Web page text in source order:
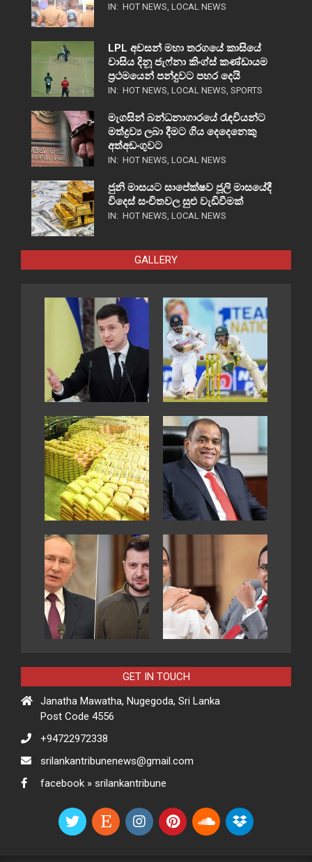
IN: HOT NEWS, LOCAL NEWS
LPL අවසන් මහා තරගයේ කාසියේ
වාසිය දිනූ ජැෆ්නා කිංග්ස් කණ්ඩායම
ප්‍රථමයෙන් පන්දුවට පහර දෙයි
IN: HOT NEWS, LOCAL NEWS, SPORTS
මැගසින් බන්ධනාගාරයේ රැඳවියන්ට
මත්ද්‍රව්‍ය ලබා දීමට ගිය දෙදෙනෙකු
අත්අඩංගුවට
IN: HOT NEWS, LOCAL NEWS
ජුනි මාසයට සාපේක්ෂව ජූලි මාසයේදී
විදෙස් සංචිතවල සුළු වැඩිවීමක්
IN: HOT NEWS, LOCAL NEWS
GALLERY
GET IN TOUCH
Janatha Mawatha, Nugegoda, Sri Lanka
Post Code 4556
+94722972338
srilankantribunenews@gmail.com
facebook » srilankantribune